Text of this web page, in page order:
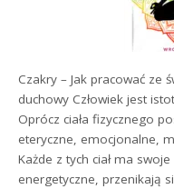
Czakry – Jak pracować ze
duchowy Człowiek jest
Oprócz ciała fizycznego
eteryczne, emocjonalne,
Każde z tych ciał ma
energetyczne, przenikają